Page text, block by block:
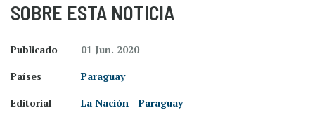
SOBRE ESTA NOTICIA
Publicado
01 Jun. 2020
Países
Paraguay
Editorial
La Nación - Paraguay